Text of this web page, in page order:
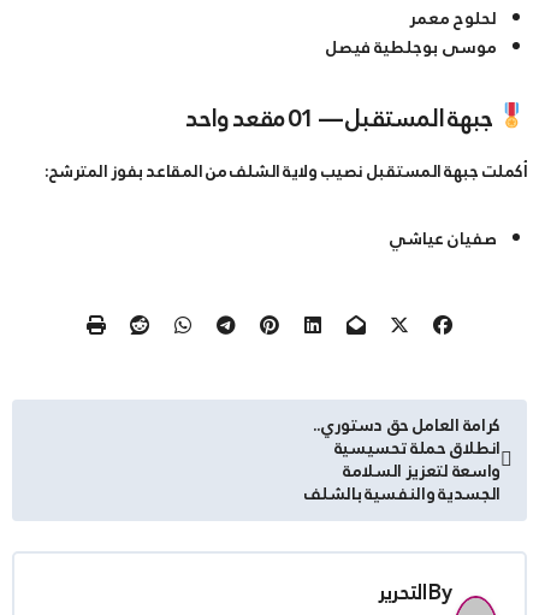
​لحلوح معمر
​موسى بوجلطية فيصل
جبهة المستقبل — 01 مقعد واحد
​أكملت جبهة المستقبل نصيب ولاية الشلف من المقاعد بفوز المترشح:
​صفيان عياشي
تصفّح
المقالات
كرامة العامل حق دستوري..
انطلاق حملة تحسيسية
واسعة لتعزيز السلامة
الجسدية والنفسية بالشلف
Byالتحرير